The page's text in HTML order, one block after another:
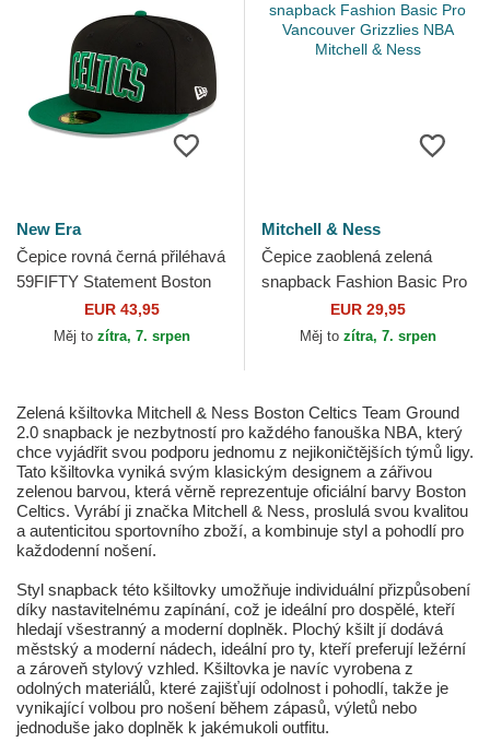
New Era
Čepice rovná černá přiléhavá
59FIFTY Statement Boston
Celtics NBA New Era
EUR 43,95
Měj to zítra, 7. srpen
Mitchell & Ness
Čepice zaoblená zelená
snapback Fashion Basic Pro
Vancouver Grizzlies NBA
Mitchell & Ness
EUR 29,95
Měj to zítra, 7. srpen
Zelená kšiltovka Mitchell & Ness Boston Celtics Team Ground
2.0 snapback je nezbytností pro každého fanouška NBA, který
chce vyjádřit svou podporu jednomu z nejikoničtějších týmů ligy.
Tato kšiltovka vyniká svým klasickým designem a zářivou
zelenou barvou, která věrně reprezentuje oficiální barvy Boston
Celtics. Vyrábí ji značka Mitchell & Ness, proslulá svou kvalitou
a autenticitou sportovního zboží, a kombinuje styl a pohodlí pro
každodenní nošení.
Styl snapback této kšiltovky umožňuje individuální přizpůsobení
díky nastavitelnému zapínání, což je ideální pro dospělé, kteří
hledají všestranný a moderní doplněk. Plochý kšilt jí dodává
městský a moderní nádech, ideální pro ty, kteří preferují ležérní
a zároveň stylový vzhled. Kšiltovka je navíc vyrobena z
odolných materiálů, které zajišťují odolnost i pohodlí, takže je
vynikající volbou pro nošení během zápasů, výletů nebo
jednoduše jako doplněk k jakémukoli outfitu.